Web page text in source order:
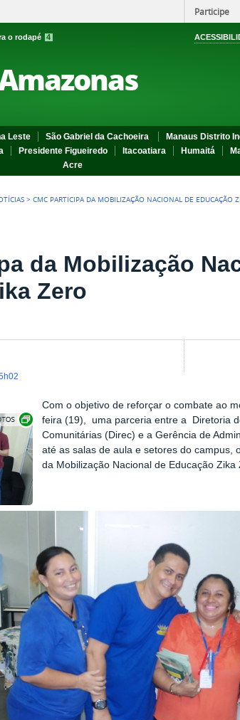
Participe
o rodapé 4
Leste São Gabriel da Cachoeira
Manaus Distrito
Presidente Figueiredo Itacoatiara Humaitá
Acre
>CMC PARTICIPA DA MOBILIZAÇÃO NACIONAL DE EDUCAÇÃO
da Mobilização
Zero
Show image carousel
Com o objetivo de reforçar o combate ao
feira (19), uma parceria entre a
Diretoria
Comunitárias (Direc) e a Gerência de
até as salas de aula e setores do campus,
da Mobilização Nacional de Educação Zika